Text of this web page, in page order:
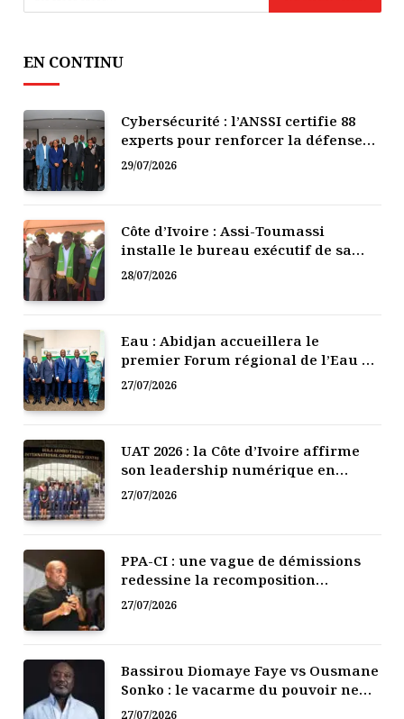
EN CONTINU
Cybersécurité : l’ANSSI certifie 88
experts pour renforcer la défense
numérique de la Côte d’Ivoire
29/07/2026
Côte d’Ivoire : Assi-Toumassi
installe le bureau exécutif de sa
mutuelle de développement
28/07/2026
Eau : Abidjan accueillera le
premier Forum régional de l’Eau de
l’Afrique de l’Ouest
27/07/2026
UAT 2026 : la Côte d’Ivoire affirme
son leadership numérique en
Afrique
27/07/2026
PPA-CI : une vague de démissions
redessine la recomposition
politique
27/07/2026
Bassirou Diomaye Faye vs Ousmane
Sonko : le vacarme du pouvoir ne
doit pas faire oublier les liens de la
27/07/2026